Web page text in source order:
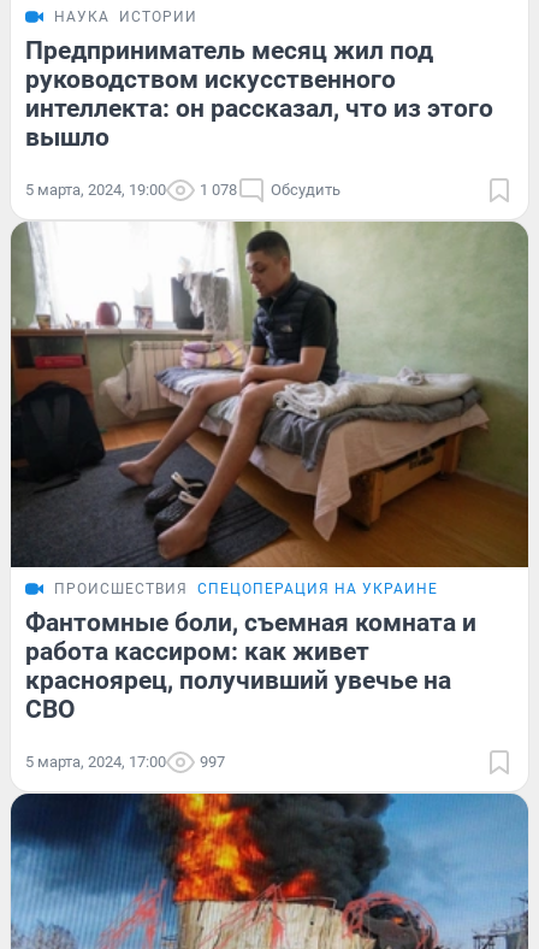
НАУКА ИСТОРИИ
Предприниматель месяц жил под
руководством искусственного
интеллекта: он рассказал, что из этого
вышло
5 марта, 2024, 19:00 1 078 Обсудить
ПРОИСШЕСТВИЯ СПЕЦОПЕРАЦИЯ НА УКРАИНЕ
Фантомные боли, съемная комната и
работа кассиром: как живет
красноярец, получивший увечье на
СВО
5 марта, 2024, 17:00 997